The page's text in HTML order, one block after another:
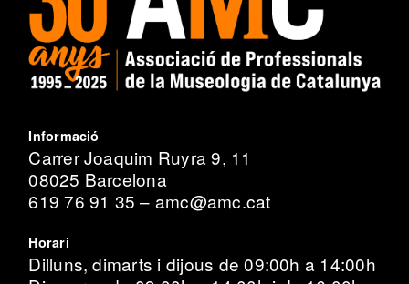
Informació
Carrer Joaquim Ruyra 9, 11
08025 Barcelona
619 76 91 35 – amc@amc.cat
Horari
Dilluns, dimarts i dijous de 09:00h a 14:00h